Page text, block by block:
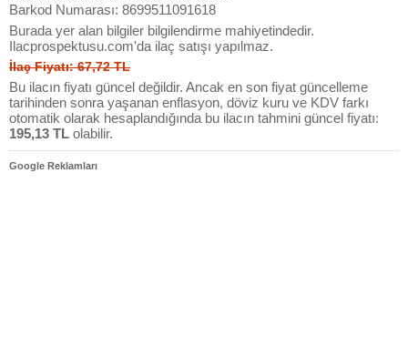
Barkod Numarası: 8699511091618
Burada yer alan bilgiler bilgilendirme mahiyetindedir.
Ilacprospektusu.com'da ilaç satışı yapılmaz.
İlaç Fiyatı: 67,72 TL
Bu ilacın fiyatı güncel değildir. Ancak en son fiyat güncelleme
tarihinden sonra yaşanan enflasyon, döviz kuru ve KDV farkı
otomatik olarak hesaplandığında bu ilacın tahmini güncel fiyatı:
195,13 TL olabilir.
Google Reklamları